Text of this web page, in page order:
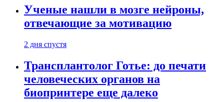
Ученые нашли в мозге нейроны,
отвечающие за мотивацию
2 дня спустя
Трансплантолог Готье: до печати
человеческих органов на
биопринтере еще далеко